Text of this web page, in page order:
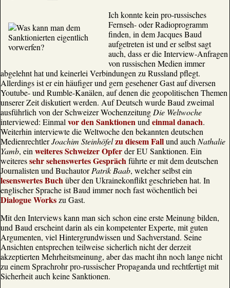
Ich konnte kein pro-russisches
Fernseh- oder Radioprogramm
finden, in dem Jacques Baud
aufgetreten ist und er selbst sagt
auch, dass er die Interview-Anfragen
von russischen Medien immer
abgelehnt hat und keinerlei Verbindungen zu Russland pflegt.
Allerdings ist er ein häufiger und gern gesehener Gast auf diversen
Youtube- und Rumble-Kanälen, auf denen die geopolitischen Themen
unserer Zeit diskutiert werden. Auf Deutsch wurde Baud zweimal
ausführlich von der Schweizer Wochenzeitung Die Weltwoche
interviewed: Einmal vor den Sanktionenund einmal danach.
Weiterhin interviewte die Weltwoche den bekannten deutschen
MedienrechtlerJoachim Steinhöfelzu diesem Fallund auch Nathalie
Yamb, ein weiteres Schweizer Opferder EU Sanktionen. Ein
weiteressehr sehenswertes Gesprächführte er mit dem deutschen
Journalisten und BuchautorPatrik Baab, welcher selbst ein
lesenswertes Buchüber den Ukrainekonflikt geschrieben hat. In
englischer Sprache ist Baud immer noch fast wöchentlich bei
Dialogue Workszu Gast.
Mit den Interviews kann man sich schon eine erste Meinung bilden,
und Baud erscheint darin als ein kompetenter Experte, mit guten
Argumenten, viel Hintergrundwissen und Sachverstand. Seine
Ansichten entsprechen teilweise sicherlich nicht der derzeit
akzeptierten Mehrheitsmeinung, aber das macht ihn noch lange nicht
zu einem Sprachrohr pro-russischer Propaganda und rechtfertigt mit
Sicherheit auch keine Sanktionen.